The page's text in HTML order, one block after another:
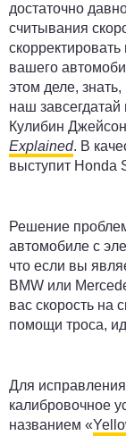
достаточно
считывания
вашего
этом деле,
наш
Кулибин
Explained. В
выступит Honda
Решение
автомобиле с
что если вы
BMW или
вас скорость на
помощи троса,
Для
калибровочное
названием «